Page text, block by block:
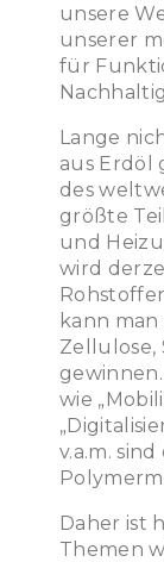
unsere
unserer
für
Lange
aus Erdöl
des
größte
und
wird
kann
Zellulose,
wie
v.a.m.
Daher ist
Themen